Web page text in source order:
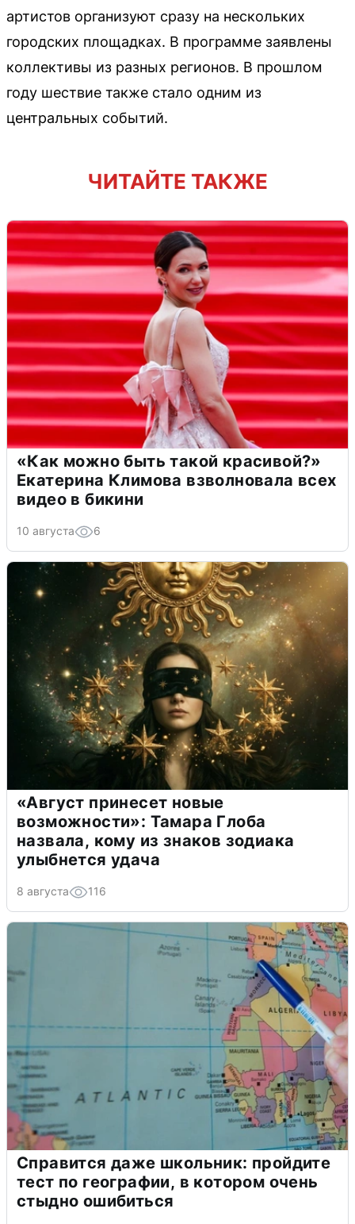
артистов организуют сразу на нескольких
городских площадках. В программе заявлены
коллективы из разных регионов. В прошлом
году шествие также стало одним из
центральных событий.
ЧИТАЙТЕ ТАКЖЕ
«Как можно быть такой красивой?»
Екатерина Климова взволновала всех
видео в бикини
10 августа 6
«Август принесет новые
возможности»: Тамара Глоба
назвала, кому из знаков зодиака
улыбнется удача
8 августа 116
Справится даже школьник: пройдите
тест по географии, в котором очень
стыдно ошибиться